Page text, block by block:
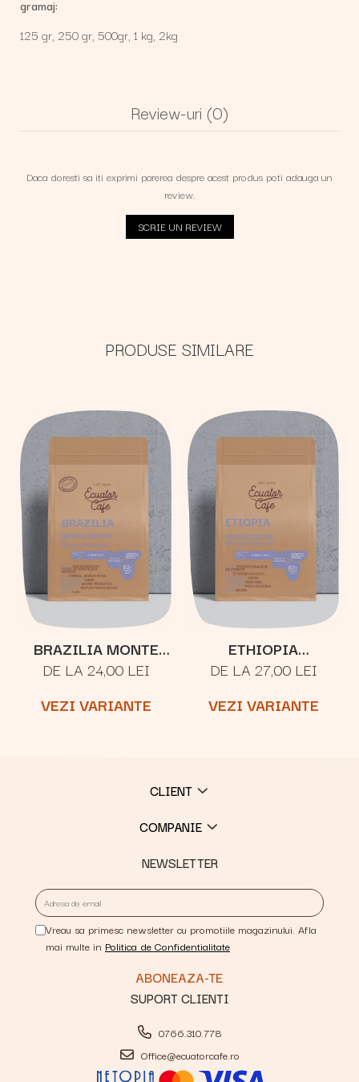
gramaj:
125 gr, 250 gr, 500gr, 1 kg, 2kg
Review-uri (0)
Daca doresti sa iti exprimi parerea despre acest produs poti adauga un
review.
SCRIE UN REVIEW
PRODUSE SIMILARE
BRAZILIA MONTE
CRISTO
DE LA 24,00 LEI
VEZI VARIANTE
ETHIOPIA
YIRGACHEFFE
DE LA 27,00 LEI
VEZI VARIANTE
CLIENT
COMPANIE
NEWSLETTER
Vreau sa primesc newsletter cu promotiile magazinului. Afla
mai multe in Politica de Confidentialitate
SUPORT CLIENTI
0766.310.778
Office@ecuatorcafe.ro